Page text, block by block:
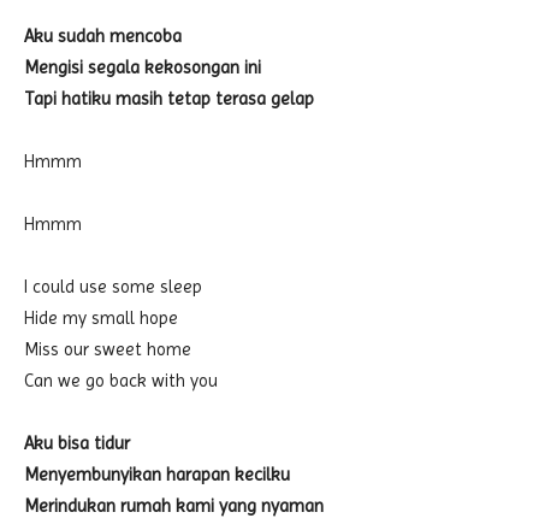
Aku sudah mencoba
Mengisi segala kekosongan ini
Tapi hatiku masih tetap terasa gelap
Hmmm
Hmmm
I could use some sleep
Hide my small hope
Miss our sweet home
Can we go back with you
Aku bisa tidur
Menyembunyikan harapan kecilku
Merindukan rumah kami yang nyaman